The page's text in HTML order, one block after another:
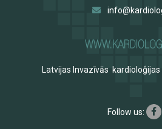
Latvijas Invazīvās
Follow us: